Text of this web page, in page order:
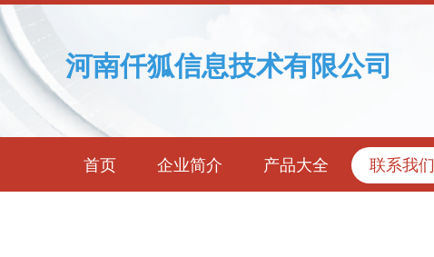
河南仟狐信息技术有限公司
首页 企业简介 产品大全 联系我们